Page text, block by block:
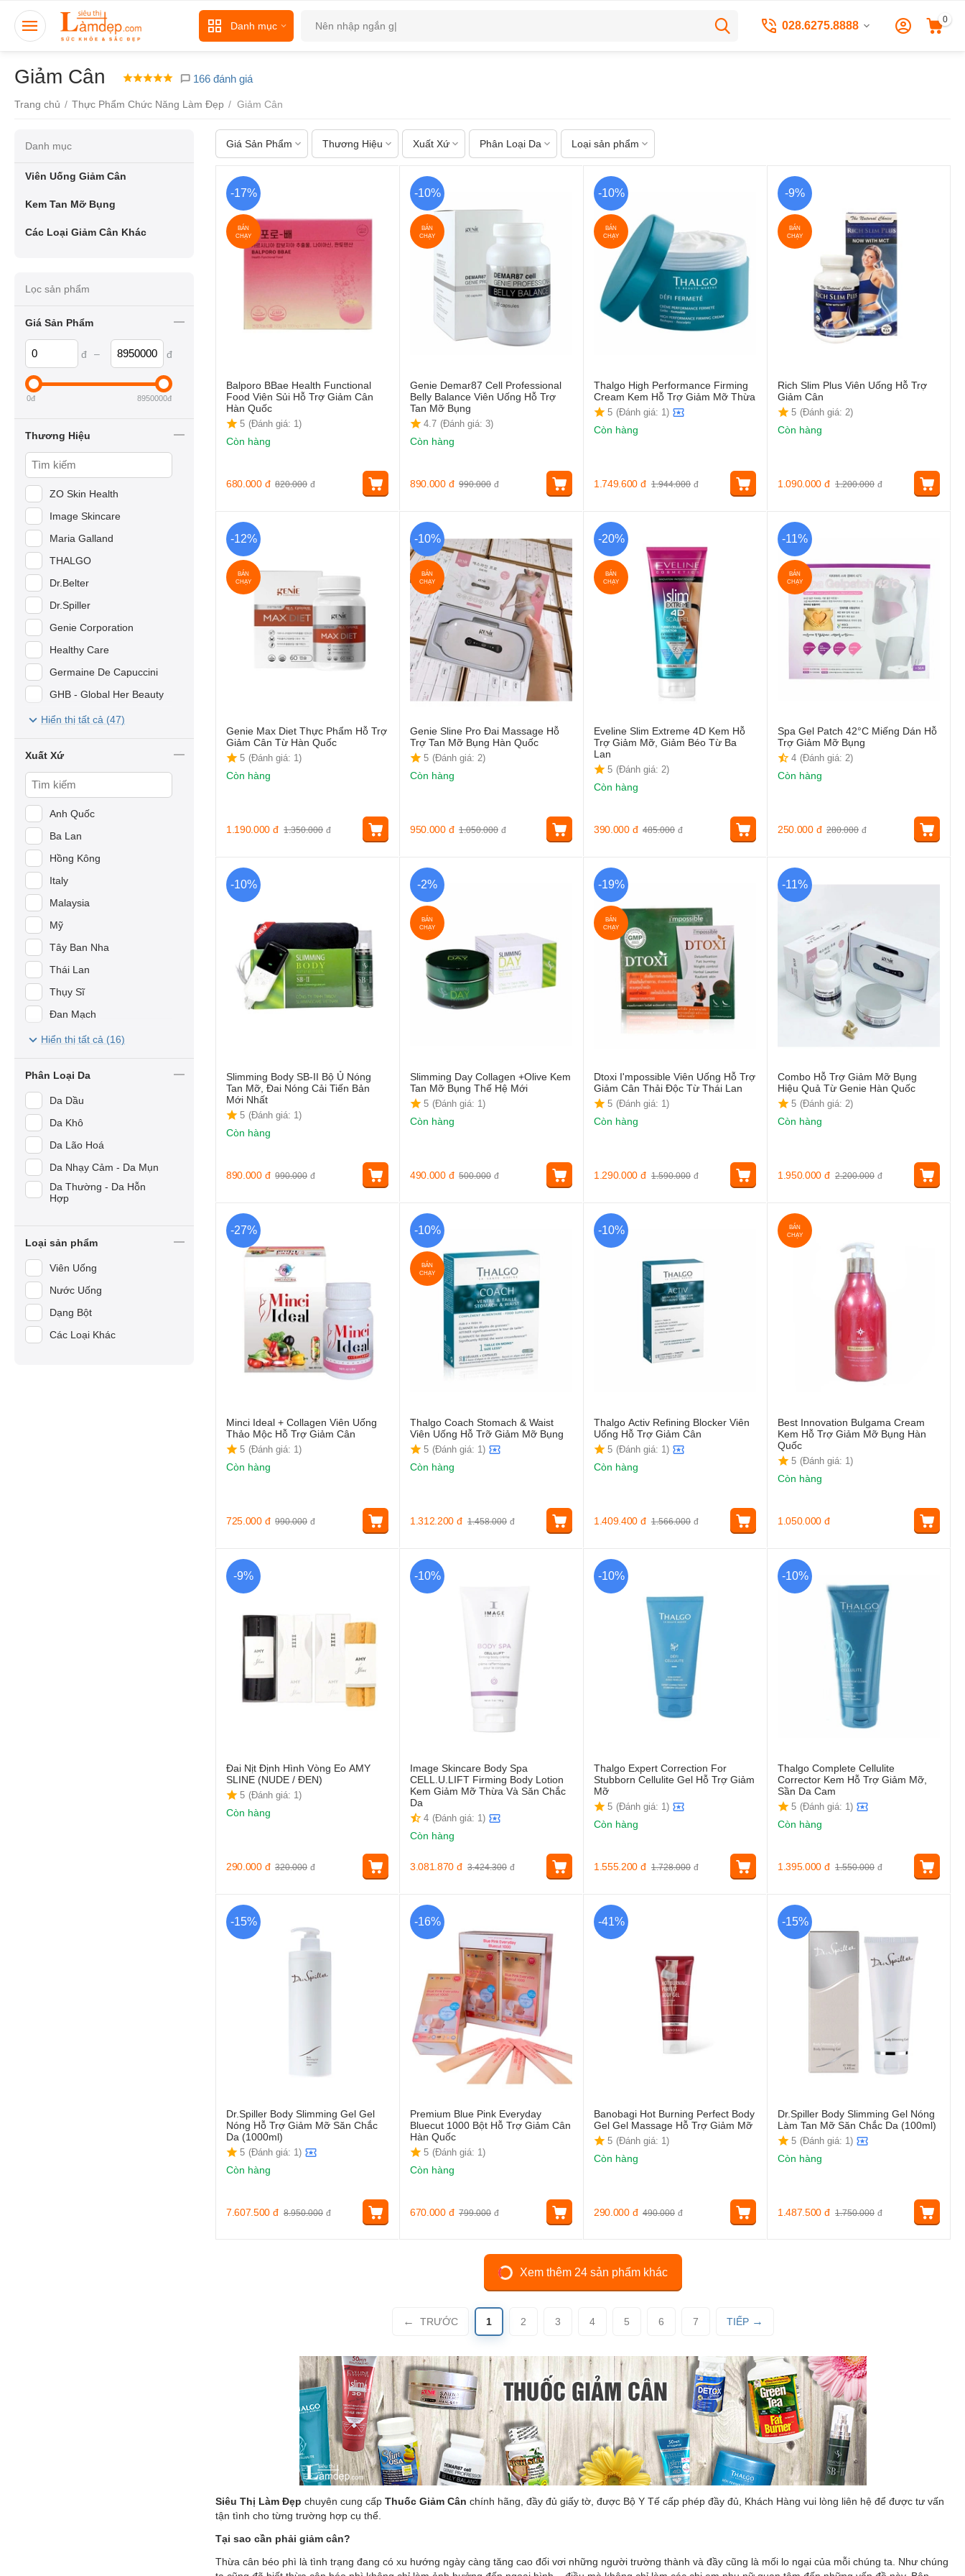
Danh mục 028.6275.8888 0
Giảm Cân 166 đánh giá
Trang chủ / Thực Phẩm Chức Năng Làm Đẹp / Giảm Cân
Giá Sản Phẩm Thương Hiệu Xuất Xứ Phân Loại Da Loại sản phẩm
Siêu Thị Làm Đẹp chuyên cung cấp Thuốc Giảm Cân chính hãng, đầy đủ giấy tờ, được Bộ Y Tế cấp phép đầy đủ, Khách Hàng vui lòng liên hệ để được tư vấn
tận tình cho từng trường hợp cụ thể.
Tại sao cần phải giảm cân?
Thừa cân béo phì là tình trạng đang có xu hướng ngày càng tăng cao đối vơi những người trường thành và đầy cũng là mối lo ngại của mỗi chúng ta. Như chúng
-17%
BÁN
CHẠY
Balporo BBae Health Functional
Food Viên Sủi Hỗ Trợ Giảm Cân
Hàn Quốc
5 (Đánh giá: 1)
Còn hàng
820.000 đ
680.000 đ
-10%
BÁN
CHẠY
Genie Demar87 Cell Professional
Belly Balance Viên Uống Hỗ Trợ
Tan Mỡ Bụng
4.7 (Đánh giá: 3)
Còn hàng
990.000 đ
890.000 đ
-10%
BÁN
CHẠY
Thalgo High Performance Firming
Cream Kem Hỗ Trợ Giảm Mỡ Thừa
5 (Đánh giá: 1)
Còn hàng
1.944.000 đ
1.749.600 đ
-9%
BÁN
CHẠY
Rich Slim Plus Viên Uống Hỗ Trợ
Giảm Cân
5 (Đánh giá: 2)
Còn hàng
1.200.000 đ
1.090.000 đ
-12%
BÁN
CHẠY
Genie Max Diet Thực Phẩm Hỗ Trợ
Giảm Cân Từ Hàn Quốc
5 (Đánh giá: 1)
Còn hàng
1.350.000 đ
1.190.000 đ
-10%
BÁN
CHẠY
Genie Sline Pro Đai Massage Hỗ
Trợ Tan Mỡ Bụng Hàn Quốc
5 (Đánh giá: 2)
Còn hàng
1.050.000 đ
950.000 đ
-20%
BÁN
CHẠY
Eveline Slim Extreme 4D Kem Hỗ
Trợ Giảm Mỡ, Giảm Béo Từ Ba
Lan
5 (Đánh giá: 2)
Còn hàng
485.000 đ
390.000 đ
-11%
BÁN
CHẠY
Spa Gel Patch 42°C Miếng Dán Hỗ
Trợ Giảm Mỡ Bụng
4 (Đánh giá: 2)
Còn hàng
280.000 đ
250.000 đ
-10%
Slimming Body SB-II Bộ Ủ Nóng
Tan Mỡ, Đai Nóng Cải Tiến Bản
Mới Nhất
5 (Đánh giá: 1)
Còn hàng
990.000 đ
890.000 đ
-2%
BÁN
CHẠY
Slimming Day Collagen +Olive Kem
Tan Mỡ Bụng Thế Hệ Mới
5 (Đánh giá: 1)
Còn hàng
500.000 đ
490.000 đ
-19%
BÁN
CHẠY
Dtoxi I'mpossible Viên Uống Hỗ Trợ
Giảm Cân Thải Độc Từ Thái Lan
5 (Đánh giá: 1)
Còn hàng
1.590.000 đ
1.290.000 đ
-11%
Combo Hỗ Trợ Giảm Mỡ Bụng
Hiệu Quả Từ Genie Hàn Quốc
5 (Đánh giá: 2)
Còn hàng
2.200.000 đ
1.950.000 đ
-27%
Minci Ideal + Collagen Viên Uống
Thảo Mộc Hỗ Trợ Giảm Cân
5 (Đánh giá: 1)
Còn hàng
990.000 đ
725.000 đ
-10%
BÁN
CHẠY
Thalgo Coach Stomach & Waist
Viên Uống Hỗ Trỡ Giảm Mỡ Bụng
5 (Đánh giá: 1)
Còn hàng
1.458.000 đ
1.312.200 đ
-10%
Thalgo Activ Refining Blocker Viên
Uống Hỗ Trợ Giảm Cân
5 (Đánh giá: 1)
Còn hàng
1.566.000 đ
1.409.400 đ
BÁN
CHẠY
Best Innovation Bulgama Cream
Kem Hỗ Trợ Giảm Mỡ Bụng Hàn
Quốc
5 (Đánh giá: 1)
Còn hàng
1.050.000 đ
-9%
Đai Nịt Định Hình Vòng Eo AMY
SLINE (NUDE / ĐEN)
5 (Đánh giá: 1)
Còn hàng
320.000 đ
290.000 đ
-10%
Image Skincare Body Spa
CELL.U.LIFT Firming Body Lotion
Kem Giảm Mỡ Thừa Và Săn Chắc
Da
4 (Đánh giá: 1)
Còn hàng
3.424.300 đ
3.081.870 đ
-10%
Thalgo Expert Correction For
Stubborn Cellulite Gel Hỗ Trợ Giảm
Mỡ
5 (Đánh giá: 1)
Còn hàng
1.728.000 đ
1.555.200 đ
-10%
Thalgo Complete Cellulite
Corrector Kem Hỗ Trợ Giảm Mỡ,
Sần Da Cam
5 (Đánh giá: 1)
Còn hàng
1.550.000 đ
1.395.000 đ
-15%
Dr.Spiller Body Slimming Gel Gel
Nóng Hỗ Trợ Giảm Mỡ Săn Chắc
Da (1000ml)
5 (Đánh giá: 1)
Còn hàng
8.950.000 đ
7.607.500 đ
-16%
Premium Blue Pink Everyday
Bluecut 1000 Bột Hỗ Trợ Giảm Cân
Hàn Quốc
5 (Đánh giá: 1)
Còn hàng
799.000 đ
670.000 đ
-41%
Banobagi Hot Burning Perfect Body
Gel Gel Massage Hỗ Trợ Giảm Mỡ
5 (Đánh giá: 1)
Còn hàng
490.000 đ
290.000 đ
-15%
Dr.Spiller Body Slimming Gel Nóng
Làm Tan Mỡ Săn Chắc Da (100ml)
5 (Đánh giá: 1)
Còn hàng
1.750.000 đ
1.487.500 đ
Xem thêm 24 sản phẩm khác
TRƯỚC 1 2 3 4 5 6 7 TIẾP
Danh mục
Viên Uống Giảm Cân
Kem Tan Mỡ Bụng
Các Loại Giảm Cân Khác
Lọc sản phẩm
Giá Sản Phẩm
đ – đ
0đ 8950000đ
Thương Hiệu
ZO Skin Health
Image Skincare
Maria Galland
THALGO
Dr.Belter
Dr.Spiller
Genie Corporation
Healthy Care
Germaine De Capuccini
GHB - Global Her Beauty
Infini Premium
Slimming Care
BANOBAGI
Giori
APPLESLIM
BQCell
Bruno Vassari
Crystal
Dermica
Detox
Foellie
Herbslim
Janssen Cosmetics
Jasmine
Kracie
Hiển thị tất cả (47)
Xuất Xứ
Anh Quốc
Ba Lan
Hồng Kông
Italy
Malaysia
Mỹ
Tây Ban Nha
Thái Lan
Thụy Sĩ
Đan Mạch
Đức
Úc
Nhật Bản
Hàn Quốc
Việt Nam
Hiển thị tất cả (16)
Phân Loại Da
Da Dầu
Da Khô
Da Lão Hoá
Da Nhạy Cảm - Da Mụn
Da Thường - Da Hỗn
Hợp
Loại sản phẩm
Viên Uống
Nước Uống
Dạng Bột
Các Loại Khác